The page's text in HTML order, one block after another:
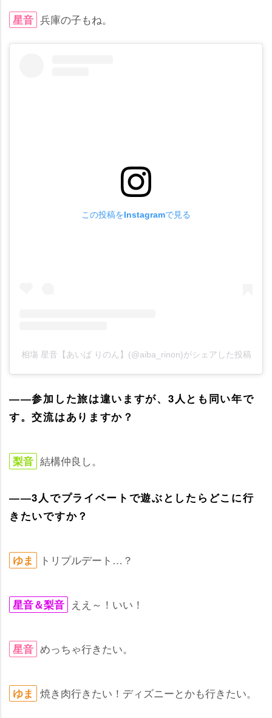
星音 兵庫の子もね。
この投稿をInstagramで見る
相塲 星音【あいば りのん】(@aiba_rinon)がシェアした投稿
――参加した旅は違いますが、3人とも同い年で
す。交流はありますか？
梨音 結構仲良し。
――3人でプライベートで遊ぶとしたらどこに行
きたいですか？
ゆま トリプルデート…？
星音＆梨音 ええ～！いい！
星音 めっちゃ行きたい。
ゆま 焼き肉行きたい！ディズニーとかも行きたい。